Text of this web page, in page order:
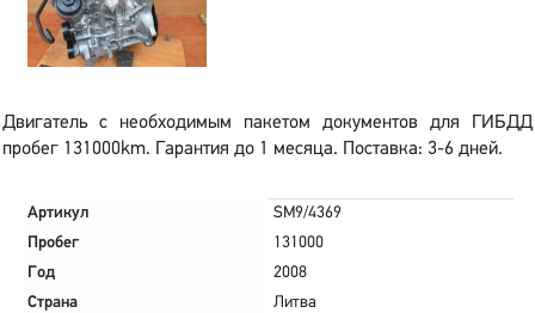
Двигатель с необходимым пакетом документов для ГИБДД
пробег 131000km. Гарантия до 1 месяца. Поставка: 3-6 дней.
Артикул
SM9/4369
Пробег
131000
Год
2008
Страна
Литва